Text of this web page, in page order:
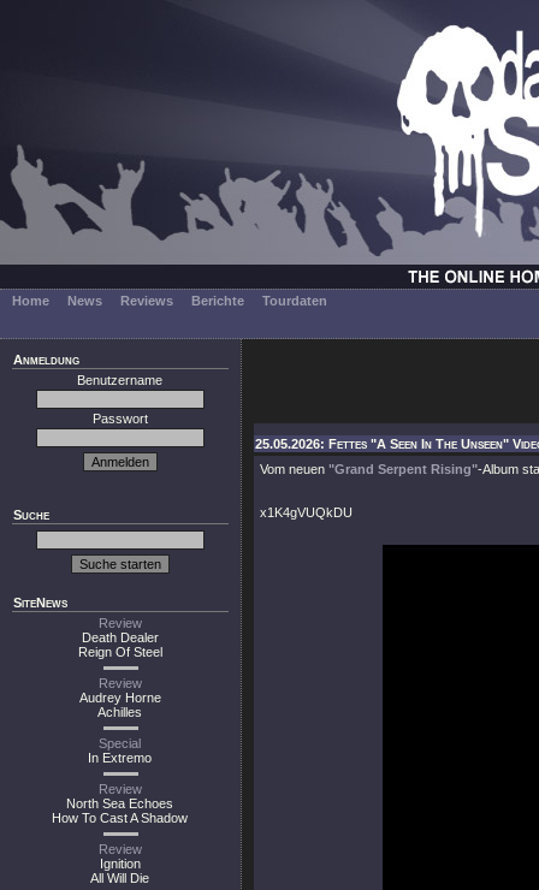
Home News Reviews Berichte Tourdaten
Anmeldung
Benutzername
Passwort
Suche
SiteNews
Review
Death Dealer
Reign Of Steel
Review
Audrey Horne
Achilles
Special
In Extremo
Review
North Sea Echoes
How To Cast A Shadow
Review
Ignition
All Will Die
25.05.2026: Fettes "A Seen In The Unseen"
Vom neuen "Grand Serpent Rising"-Album
x1K4gVUQkDU